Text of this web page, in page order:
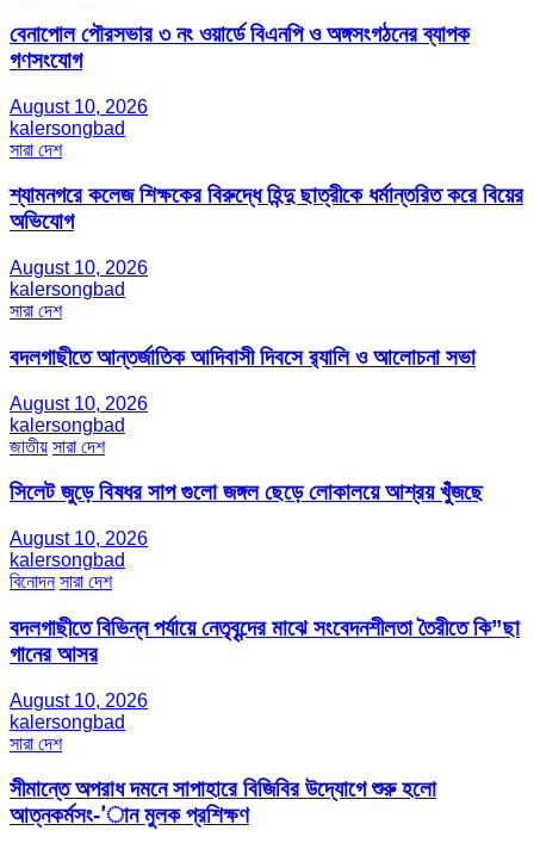
বেনাপোল পৌরসভার ৩ নং ওয়ার্ডে বিএনপি ও অঙ্গসংগঠনের ব্যাপক
গণসংযোগ
August 10, 2026
kalersongbad
সারা দেশ
শ্যামনগরে কলেজ শিক্ষকের বিরুদ্ধে হিন্দু ছাত্রীকে ধর্মান্তরিত করে বিয়ের
অভিযোগ
August 10, 2026
kalersongbad
সারা দেশ
বদলগাছীতে আন্তর্জাতিক আদিবাসী দিবসে র‍্যালি ও আলোচনা সভা
August 10, 2026
kalersongbad
জাতীয় সারা দেশ
সিলেট জুড়ে বিষধর সাপ গুলো জঙ্গল ছেড়ে লোকালয়ে আশ্রয় খুঁজছে
August 10, 2026
kalersongbad
বিনোদন সারা দেশ
বদলগাছীতে বিভিন্ন পর্যায়ে নেতৃবৃন্দের মাঝে সংবেদনশীলতা তৈরীতে কি”ছা
গানের আসর
August 10, 2026
kalersongbad
সারা দেশ
সীমান্তে অপরাধ দমনে সাপাহারে বিজিবির উদ্যোগে শুরু হলো
আত্নকর্মসং-’ান মুলক প্রশিক্ষণ